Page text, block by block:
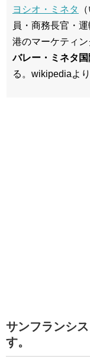
ヨシオ・ミネタ
員・商務長官・
港のマーケティ
バレー・ミネタ
る。wikipediaより
サンフランシ
す。